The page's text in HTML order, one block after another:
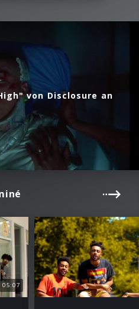
von Disclosure an
05:07